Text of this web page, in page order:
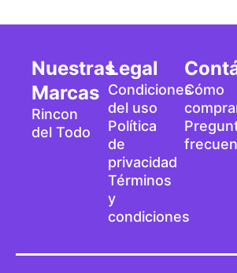
Nuestras
Marcas
Rincon
del Todo
Legal
Condiciones
del uso
Política
de
privacidad
Términos
y
condiciones
Cómo